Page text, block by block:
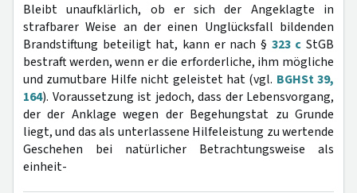
Bleibt unaufklärlich, ob er sich der Angeklagte in
strafbarer Weise an der einen Unglücksfall bildenden
Brandstiftung beteiligt hat, kann er nach § 323 c StGB
bestraft werden, wenn er die erforderliche, ihm mögliche
und zumutbare Hilfe nicht geleistet hat (vgl. BGHSt 39,
164). Voraussetzung ist jedoch, dass der Lebensvorgang,
der der Anklage wegen der Begehungstat zu Grunde
liegt, und das als unterlassene Hilfeleistung zu wertende
Geschehen bei natürlicher Betrachtungsweise als
einheit-